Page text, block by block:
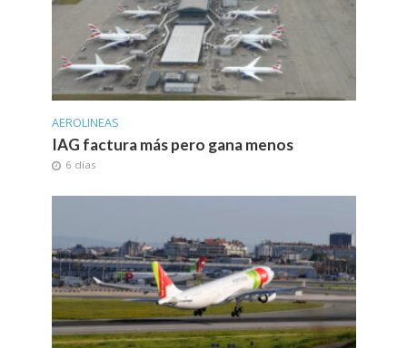
AEROLINEAS
IAG factura más pero gana menos
6 días